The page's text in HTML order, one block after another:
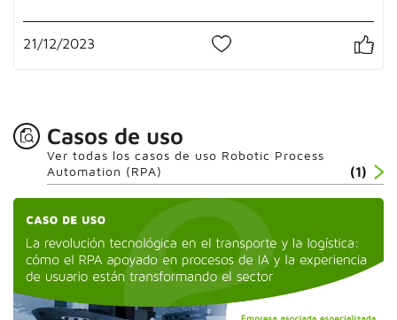
21/12/2023
Casos de uso
Ver todas los casos de uso Robotic Process
Automation (RPA)
(1)